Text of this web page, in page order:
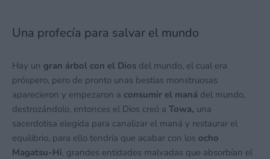
Una profecía para salvar el mundo
Hay un gran árbol con el Dios del mundo, el cual era
próspero, pero de pronto unas bestias monstruosas
aparecieron y empezaron a consumir el maná del mundo,
destrozándolo, entonces el Dios creó a Towa, una
sacerdotisa elegida para canalizar el maná y restaurar el
equilibrio, para ello tendría que acabar con los ocho
Magatsu-Hi, grandes entidades malvadas que absorbían el